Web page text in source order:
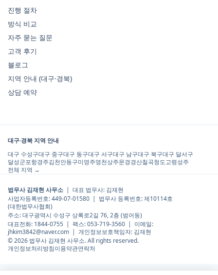
진행 절차
방식 비교
자주 묻는 질문
고객 후기
블로그
지역 안내 (대구·경북)
상담 예약
대구·경북 지역 안내
대구 수성구대구 중구대구 동구대구 서구대구 남구대구 북구대구 달서구
달성군포항경주김천안동구미영주영천상주문경경산칠곡청도고령성주
전체 지역 →
법무사 김재현 사무소 | 대표 법무사: 김재현
사업자등록번호:449-07-01580 | 법무사 등록번호:제10114호
(대한법무사협회)
주소:대구광역시 수성구 상록로2길 76, 2층 (범어동)
대표전화: 1844-0755 | 팩스:053-719-3560 | 이메일:
jhkim3842@naver.com | 개인정보보호책임자: 김재현
©2026 법무사 김재현 사무소. All rights reserved.
개인정보처리방침이용약관연락처